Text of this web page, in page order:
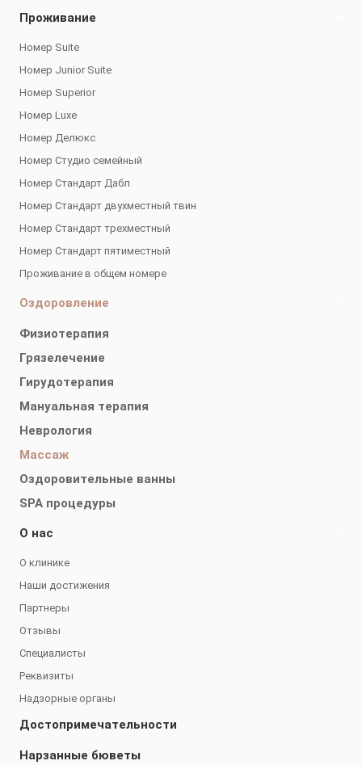
Проживание
Номер Suite
Номер Junior Suite
Номер Superior
Номер Luxe
Номер Делюкс
Номер Студио семейный
Номер Стандарт Дабл
Номер Стандарт двухместный твин
Номер Стандарт трехместный
Номер Стандарт пятиместный
Проживание в общем номере
Оздоровление
Физиотерапия
Грязелечение
Гирудотерапия
Мануальная терапия
Неврология
Массаж
Оздоровительные ванны
SPA процедуры
О нас
О клинике
Наши достижения
Партнеры
Отзывы
Специалисты
Реквизиты
Надзорные органы
Достопримечательности
Нарзанные бюветы